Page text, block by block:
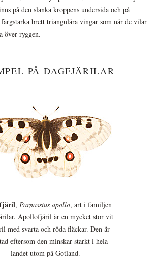
på den slanka kroppens undersida och på
brett triangulära vingar som när de vilar
över ryggen.
PÅ DAGFJÄRILAR
, Parnassius apollo, art i familjen
Apollofjäril är en mycket stor vit
med svarta och röda fläckar. Den är
eftersom den minskar starkt i hela
landet utom på Gotland.